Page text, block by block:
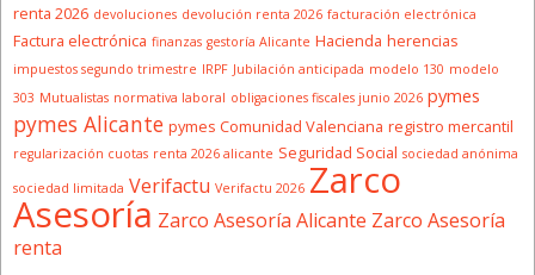
renta 2026 devoluciones devolución renta 2026 facturación electrónica
Factura electrónica finanzas gestoría Alicante Hacienda herencias
impuestos segundo trimestre IRPF Jubilación anticipada modelo 130 modelo
303 Mutualistas normativa laboral obligaciones fiscales junio 2026 pymes
pymes Alicante pymes Comunidad Valenciana registro mercantil
regularización cuotas renta 2026 alicante Seguridad Social sociedad anónima
sociedad limitada Verifactu Verifactu 2026 Zarco
Asesoría Zarco Asesoría Alicante Zarco Asesoría
renta